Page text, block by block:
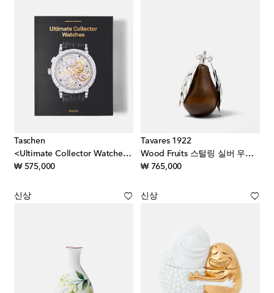
Taschen
<Ultimate Collector Watches> XL 북
₩ 575,000original price
Tavares 1922
Wood Fruits 스털링 실버 우드 데코 오브제
₩ 765,000original price
신상 신상